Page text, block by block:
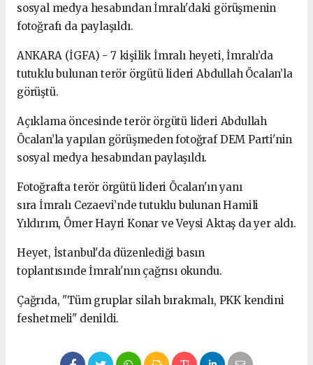
sosyal medya hesabından İmralı'daki görüşmenin
fotoğrafı da paylaşıldı.
ANKARA (İGFA) - 7 kişilik İmralı heyeti, İmralı’da
tutuklu bulunan terör örgütü lideri Abdullah Öcalan’la
görüştü.
Açıklama öncesinde terör örgütü lideri Abdullah
Öcalan’la yapılan görüşmeden fotoğraf DEM Parti'nin
sosyal medya hesabından paylaşıldı.
Fotoğrafta terör örgütü lideri Öcalan'ın yanı
sıra İmralı Cezaevi’nde tutuklu bulunan Hamili
Yıldırım, Ömer Hayri Konar ve Veysi Aktaş da yer aldı.
Heyet, İstanbul'da düzenlediği basın
toplantısınde İmralı'nın çağrısı okundu.
Çağrıda, "Tüm gruplar silah bırakmalı, PKK kendini
feshetmeli" denildi.